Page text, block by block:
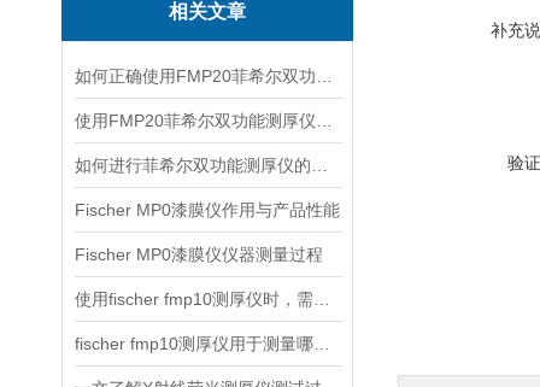
相关文章
Fischer MP0漆膜仪作用与产品性能
Fischer MP0漆膜仪仪器测量过程
补充
验